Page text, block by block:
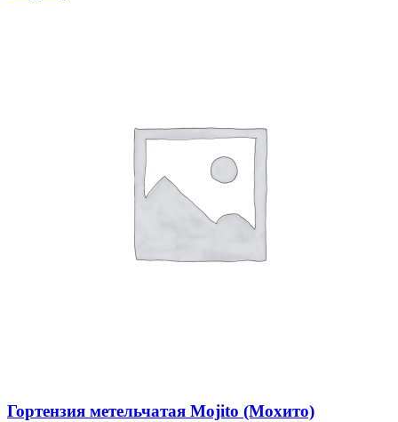
Гортензия метельчатая Mojito (Мохито)